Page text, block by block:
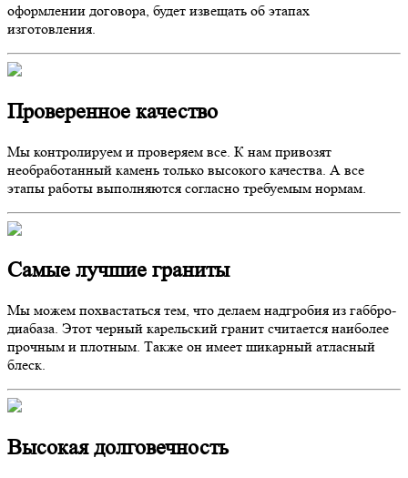
оформлении договора, будет извещать об этапах
изготовления.
Проверенное качество
Мы контролируем и проверяем все. К нам привозят
необработанный камень только высокого качества. А все
этапы работы выполняются согласно требуемым нормам.
Самые лучшие граниты
Мы можем похвастаться тем, что делаем надгробия из габбро-
диабаза. Этот черный карельский гранит считается наиболее
прочным и плотным. Также он имеет шикарный атласный
блеск.
Высокая долговечность